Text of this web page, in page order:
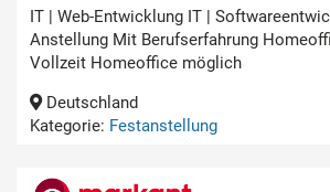
IT | Web-Entwicklung IT |
Anstellung Mit Berufserfahrung
Vollzeit Homeoffice möglich
Deutschland
Kategorie: Festanstellung